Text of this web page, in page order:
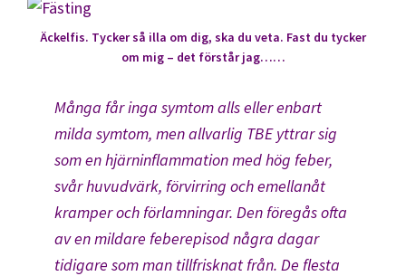
Äckelfis. Tycker så illa om dig, ska du veta. Fast du tycker
om mig – det förstår jag……
Många får inga symtom alls eller enbart
milda symtom, men allvarlig TBE yttrar sig
som en hjärninflammation med hög feber,
svår huvudvärk, förvirring och emellanåt
kramper och förlamningar. Den föregås ofta
av en mildare feberepisod några dagar
tidigare som man tillfrisknat från. De flesta